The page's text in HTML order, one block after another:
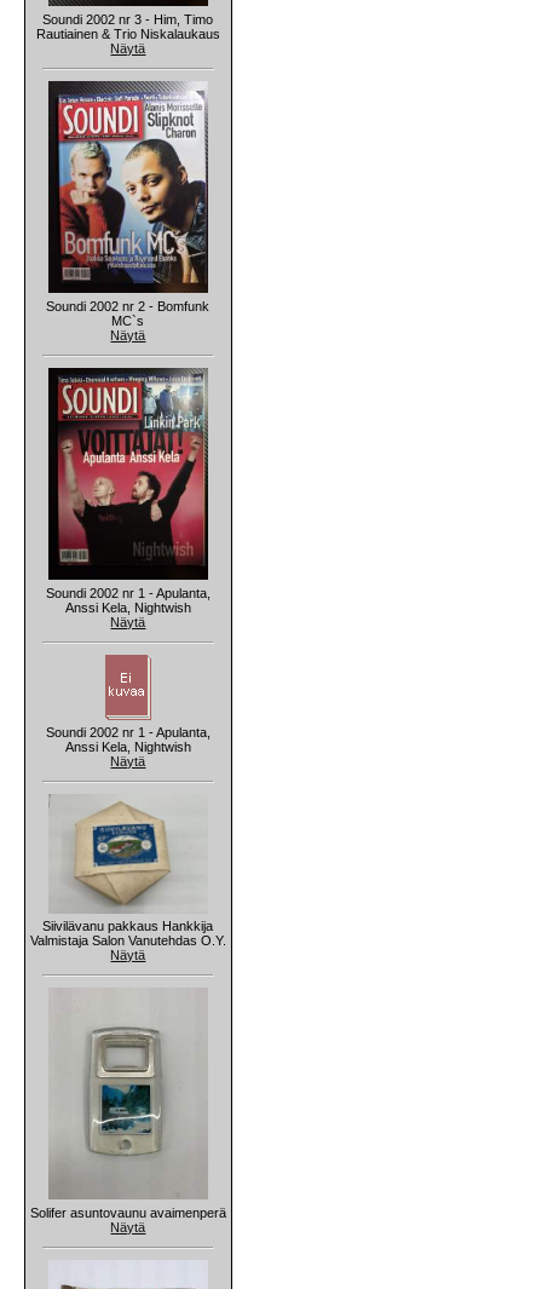
Soundi 2002 nr 3 - Him, Timo
Rautiainen & Trio Niskalaukaus
Näytä
Soundi 2002 nr 2 - Bomfunk
MC`s
Näytä
Soundi 2002 nr 1 - Apulanta,
Anssi Kela, Nightwish
Näytä
Soundi 2002 nr 1 - Apulanta,
Anssi Kela, Nightwish
Näytä
Siivilävanu pakkaus Hankkija
Valmistaja Salon Vanutehdas O.Y.
Näytä
Solifer asuntovaunu avaimenperä
Näytä